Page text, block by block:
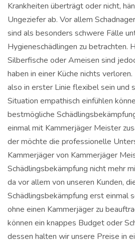
Krankheiten überträgt oder nicht,
Ungeziefer ab. Vor allem
sind als besonders schwere Fälle
Hygieneschädlingen zu betrachten.
Silberfische oder Ameisen sind
haben in einer Küche nichts
also in erster Linie flexibel sein und
Situation empathisch einfühlen
bestmögliche
einmal mit Kammerjäger Meister
der möchte die professionelle
Kammerjäger von Kammerjäger
Schädlingsbekämpfung nicht mehr
da vor allem von unseren Kunden,
Schädlingsbekämpfung erst einmal
ohne einen Kammerjäger zu
können ein knappes Budget oder
dessen halten wir unsere Preise in